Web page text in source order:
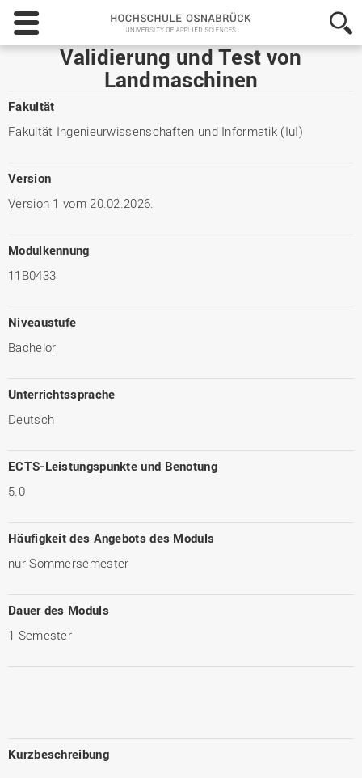
Hochschule
Osnabrück
-
University
Applied
Validierung und Test von
Landmaschinen
Fakultät
Fakultät Ingenieurwissenschaften und Informatik (IuI)
Version
Version 1 vom 20.02.2026.
Modulkennung
11B0433
Niveaustufe
Bachelor
Unterrichtssprache
Deutsch
ECTS-Leistungspunkte und Benotung
5.0
Häufigkeit des Angebots des Moduls
nur Sommersemester
Dauer des Moduls
1 Semester
Kurzbeschreibung